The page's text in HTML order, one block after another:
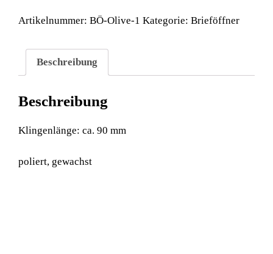
Artikelnummer: BÖ-Olive-1 Kategorie: Brieföffner
Beschreibung
Beschreibung
Klingenlänge: ca. 90 mm
poliert, gewachst